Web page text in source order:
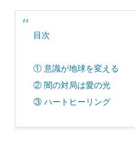
目次
① 意識が地球を変える
② 闇の対局は愛の光
③ ハートヒーリング